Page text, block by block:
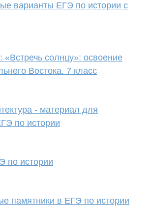
варианты ЕГЭ по истории с
«Встречь солнцу»: освоение
Востока. 7 класс
- материал для
по истории
по истории
памятники в ЕГЭ по истории